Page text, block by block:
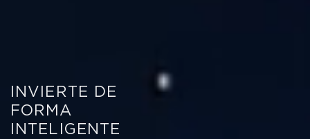
INVIERTE DE
FORMA
INTELIGENTE